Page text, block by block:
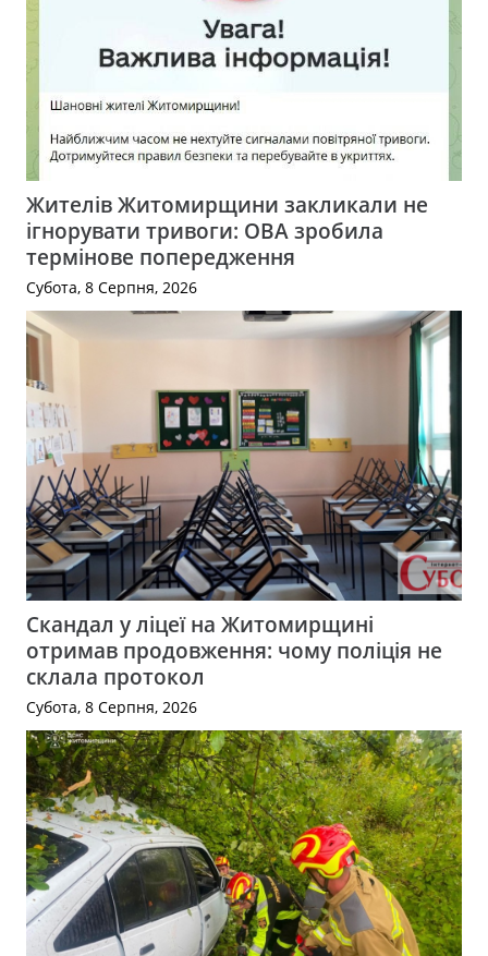
Жителів Житомирщини закликали не
ігнорувати тривоги: ОВА зробила
термінове попередження
Субота, 8 Серпня, 2026
Скандал у ліцеї на Житомирщині
отримав продовження: чому поліція не
склала протокол
Субота, 8 Серпня, 2026